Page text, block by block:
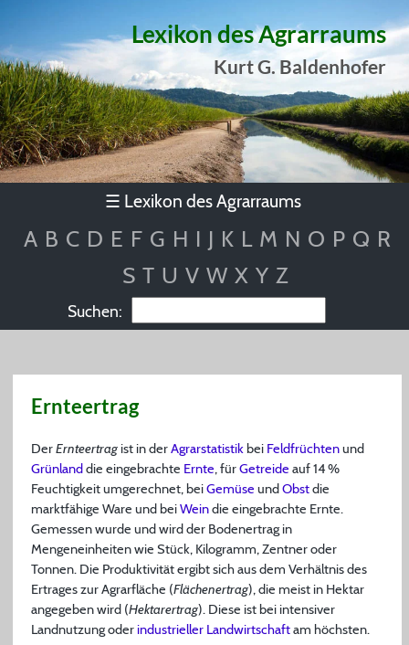
Lexikon des Agrarraums
Kurt G. Baldenhofer
☰ Lexikon des Agrarraums
A B C D E F G H I J K L M N O P Q R
S T U V W X Y Z
Suchen:
Ernteertrag
DerErnteertragist in derAgrarstatistikbei Feldfrüchtenund
Grünlanddie eingebrachte Ernte, fürGetreide auf 14 %
Feuchtigkeit umgerechnet, beiGemüse undObstdie
marktfähige Ware und beiWeindie eingebrachte Ernte.
Gemessen wurde und wird der Bodenertrag in
Mengeneinheiten wie Stück, Kilogramm, Zentner oder
Tonnen. Die Produktivität ergibt sich aus dem Verhältnis des
Ertrages zur Agrarfläche (Flächenertrag), die meist in Hektar
angegeben wird (Hektarertrag). Diese ist bei intensiver
Landnutzung oderindustrieller Landwirtschaftam höchsten.